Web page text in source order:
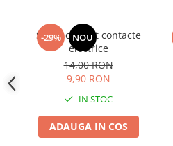
Seminte pentru germinare
Seminte trifoi
Adjuvant
-29% NOU
Spray curatat contacte
electrice
14,00 RON
9,90 RON
IN STOC
ADAUGA IN COS